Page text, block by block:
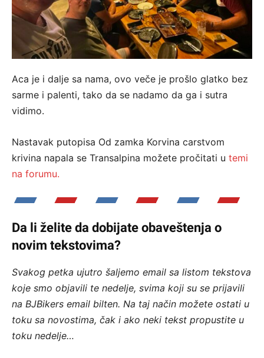
Aca je i dalje sa nama, ovo veče je prošlo glatko bez
sarme i palenti, tako da se nadamo da ga i sutra
vidimo.
Nastavak putopisa Od zamka Korvina carstvom
krivina napala se Transalpina možete pročitati u temi
na forumu.
Da li želite da dobijate obaveštenja o
novim tekstovima?
Svakog petka ujutro šaljemo email sa listom tekstova
koje smo objavili te nedelje, svima koji su se prijavili
na BJBikers email bilten. Na taj način možete ostati u
toku sa novostima, čak i ako neki tekst propustite u
toku nedelje…